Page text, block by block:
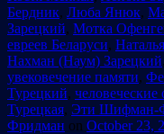
Бердник, Люба Янюк,
Зарецкий, Мотка
евреев Беларуси,
Нахман (Наум) Зарецкий,
увековечение памяти,
Турецкий,
Турецкая, Эти Шифман-
Фридман on October 23,